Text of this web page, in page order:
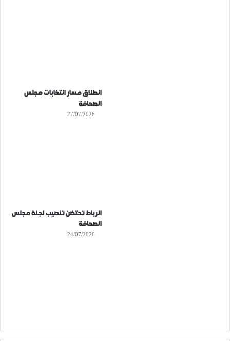
انطلاق مسار انتخابات مجلس
الصحافة
27/07/2026
الرباط تحتضن تنصيب لجنة مجلس
الصحافة
24/07/2026